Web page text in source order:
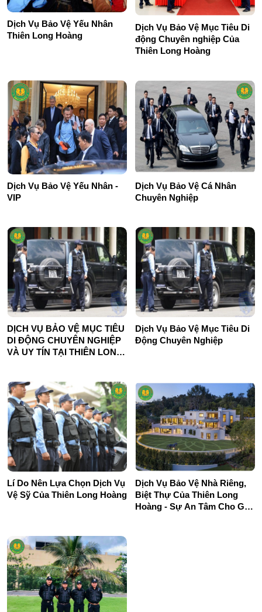
Dịch Vụ Bảo Vệ Yếu Nhân
Thiên Long Hoàng
Dịch Vụ Bảo Vệ Mục Tiêu Di
động Chuyên nghiệp Của
Thiên Long Hoàng
Dịch Vụ Bảo Vệ Yếu Nhân -
VIP
Dịch Vụ Bảo Vệ Cá Nhân
Chuyên Nghiệp
DỊCH VỤ BẢO VỆ MỤC TIÊU
DI ĐỘNG CHUYÊN NGHIỆP
VÀ UY TÍN TẠI THIÊN LONG
Dịch Vụ Bảo Vệ Mục Tiêu Di
Động Chuyên Nghiệp
Lí Do Nên Lựa Chọn Dịch Vụ
Vệ Sỹ Của Thiên Long Hoàng
Dịch Vụ Bảo Vệ Nhà Riêng,
Biệt Thự Của Thiên Long
Hoàng - Sự An Tâm Cho Gia